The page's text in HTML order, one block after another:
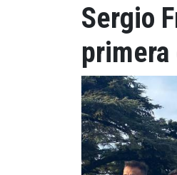
Sergio
primera